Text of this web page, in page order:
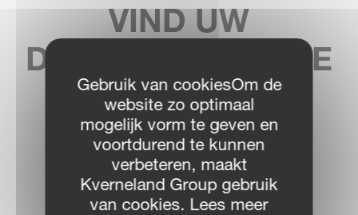
VIND UW
DICHTSTBIJZIJNDE
DEALER
DEALER LOCATOR
Gebruik van cookiesOm de
website zo optimaal
mogelijk vorm te geven en
voortdurend te kunnen
verbeteren, maakt
Kverneland Group gebruik
van cookies. Lees meer